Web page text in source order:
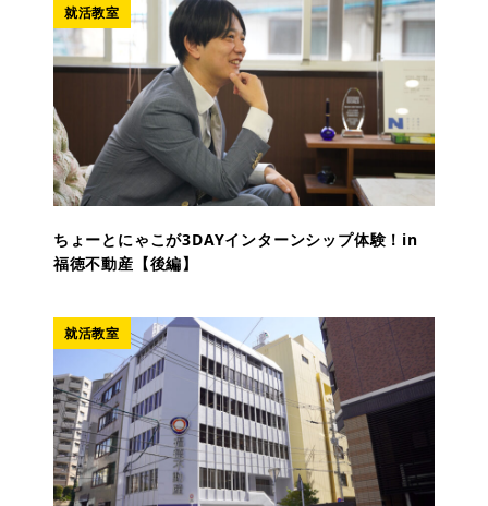
就活教室
ちょーとにゃこが3DAYインターンシップ体験！in
福徳不動産【後編】
就活教室